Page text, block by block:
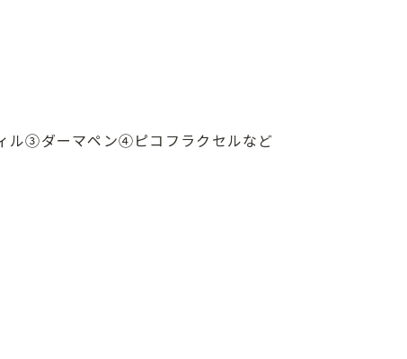
ル③ダーマペン④ピコフラクセルなど